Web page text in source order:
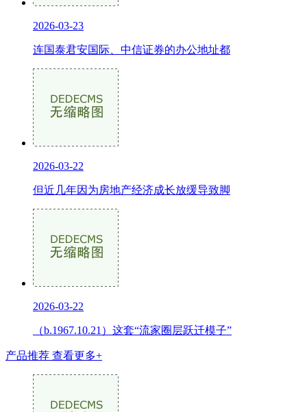
2026-03-23
连国泰君安国际、中信证券的办公地址都
2026-03-22
但近几年因为房地产经济成长放缓导致脚
2026-03-22
（b.1967.10.21）这套“流家圈层跃迁模子”
产品推荐 查看更多+